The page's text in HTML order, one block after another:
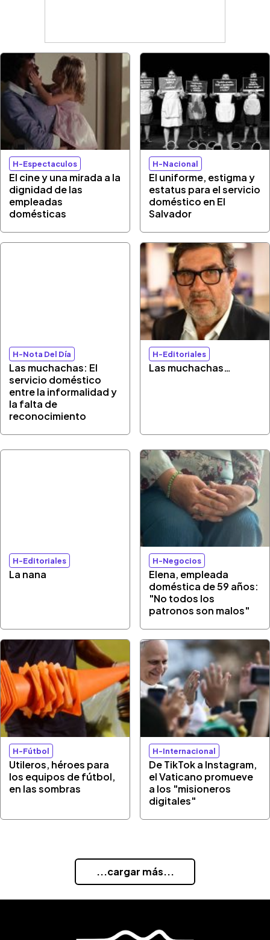
H-Espectaculos
El cine y una mirada a la
dignidad de las
empleadas
domésticas
H-Nacional
El uniforme, estigma y
estatus para el servicio
doméstico en El
Salvador
H-Nota Del Día
Las muchachas: El
servicio doméstico
entre la informalidad y
la falta de
reconocimiento
H-Editoriales
Las muchachas…
H-Editoriales
La nana
H-Negocios
Elena, empleada
doméstica de 59 años:
"No todos los
patronos son malos"
H-Fútbol
Utileros, héroes para
los equipos de fútbol,
en las sombras
H-Internacional
De TikTok a Instagram,
el Vaticano promueve
a los "misioneros
digitales"
...cargar más...